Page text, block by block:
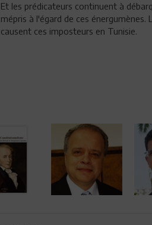
Et les prédicateurs continuent à
mépris à l'égard de ces
causent ces imposteurs en Tunisie.